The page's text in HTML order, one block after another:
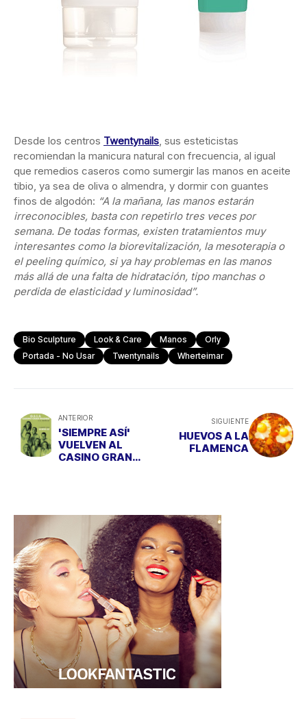
Desde los centros Twentynails, sus esteticistas
recomiendan la manicura natural con frecuencia, al igual
que remedios caseros como sumergir las manos en aceite
tibio, ya sea de oliva o almendra, y dormir con guantes
finos de algodón: “A la mañana, las manos estarán
irreconocibles, basta con repetirlo tres veces por
semana. De todas formas, existen tratamientos muy
interesantes como la biorevitalización, la mesoterapia o
el peeling químico, si ya hay problemas en las manos
más allá de una falta de hidratación, tipo manchas o
perdida de elasticidad y luminosidad”.
Bio Sculpture Look & Care Manos
Orly
Portada - No Usar
Twentynails Wherteimar
ANTERIOR
'SIEMPRE ASÍ'
VUELVEN AL
CASINO GRAN
SIGUIENTE
HUEVOS A LA
FLAMENCA